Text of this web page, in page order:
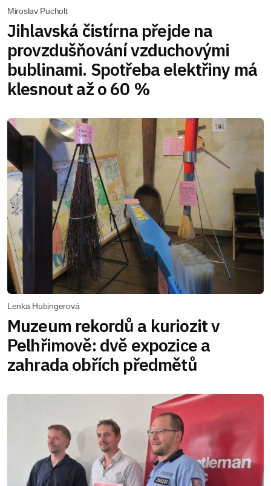
Miroslav Pucholt
Jihlavská čistírna přejde na
provzdušňování vzduchovými
bublinami. Spotřeba elektřiny má
klesnout až o 60 %
Lenka Hubingerová
Muzeum rekordů a kuriozit v
Pelhřimově: dvě expozice a
zahrada obřích předmětů